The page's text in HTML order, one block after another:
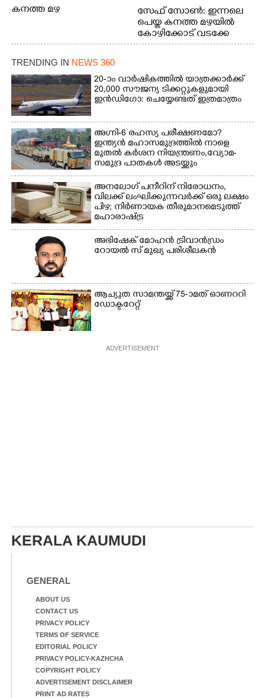
കനത്ത മഴ
സേഫ് സോൺ: ഇന്നലെ
പെയ്ത കനത്ത മഴയിൽ
കോഴിക്കോട് വടക്കേ
വയലിൽ വെള്ളം
വെള്ളത്തിലൂടെ
നടന്നുവരുന്നവരെ
മതിലിനു മുകളിൽ നോക്കി
നായ. ഫോട്ടോ: കെ.വിശ്വജി
ത്ത്
TRENDING IN NEWS 360
20-ാം വാർഷികത്തിൽ യാത്രക്കാർക്ക്
20,000 സൗജന്യ ടിക്കറ്റുകളുമായി
ഇൻഡിഗോ: ചെയ്യേണ്ടത് ഇത്രമാത്രം
അഗ്നി-6 രഹസ്യ പരീക്ഷണമോ?
ഇന്ത്യൻ മഹാസമുദ്രത്തിൽ നാളെ
മുതൽ കർശന നിയന്ത്രണം,വ്യോമ-
സമുദ്ര പാതകൾ അടയ്ക്കും
അനലോഗ് പനീറിന് നിരോധനം,
വിലക്ക് ലംഘിക്കുന്നവർക്ക് ഒരു ലക്ഷം
പിഴ; നിർണായക തീരുമാനമെടുത്ത്
മഹാരാഷ്ട്ര
അഭിഷേക് മോഹൻ ട്രിവാൻഡ്രം
റോയൽ സ് മുഖ്യ പരിശീലകൻ
ആച്യുത സാമന്തയ്ക്ക് 75-ാമത് ഓണററി
ഡോക്ടറേറ്റ്
ADVERTISEMENT
KERALA KAUMUDI
GENERAL
ABOUT US
CONTACT US
PRIVACY POLICY
TERMS OF SERVICE
EDITORIAL POLICY
PRIVACY POLICY-KAZHCHA
COPYRIGHT POLICY
ADVERTISEMENT DISCLAIMER
PRINT AD RATES